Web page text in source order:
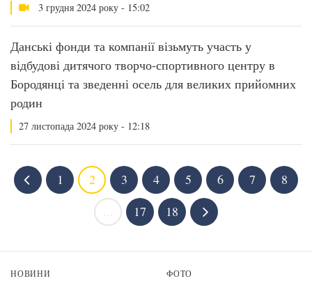
3 грудня 2024 року - 15:02
Данські фонди та компанії візьмуть участь у
відбудові дитячого творчо-спортивного центру в
Бородянці та зведенні осель для великих прийомних
родин
27 листопада 2024 року - 12:18
1 2 3 4 5 6 7
8
17 18
НОВИНИ ФОТО